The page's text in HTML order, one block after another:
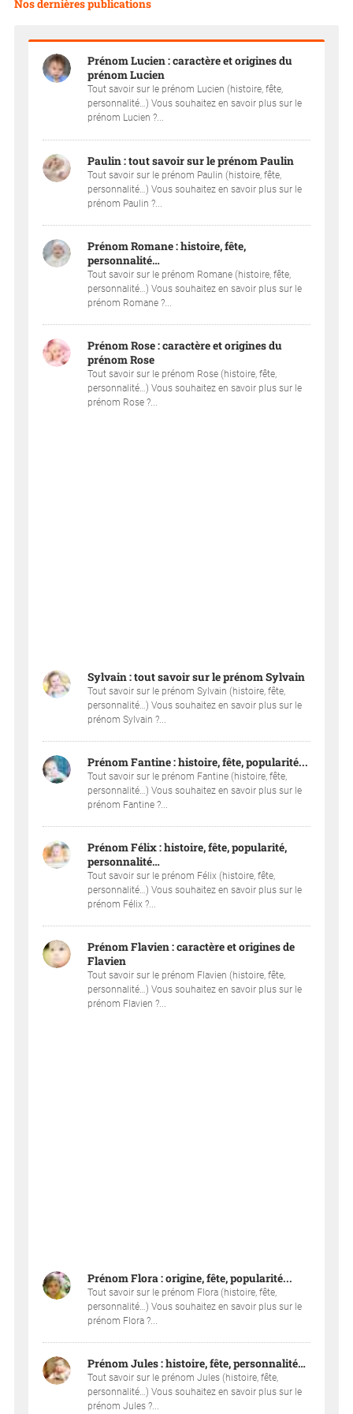
Nos dernières publications
Prénom Lucien : caractère et origines du
prénom Lucien
Tout savoir sur le prénom Lucien (histoire, fête,
personnalité…) Vous souhaitez en savoir plus sur le
prénom Lucien ?...
Paulin : tout savoir sur le prénom Paulin
Tout savoir sur le prénom Paulin (histoire, fête,
personnalité…) Vous souhaitez en savoir plus sur le
prénom Paulin ?...
Prénom Romane : histoire, fête,
personnalité…
Tout savoir sur le prénom Romane (histoire, fête,
personnalité…) Vous souhaitez en savoir plus sur le
prénom Romane ?...
Prénom Rose : caractère et origines du
prénom Rose
Tout savoir sur le prénom Rose (histoire, fête,
personnalité…) Vous souhaitez en savoir plus sur le
prénom Rose ?...
Sylvain : tout savoir sur le prénom Sylvain
Tout savoir sur le prénom Sylvain (histoire, fête,
personnalité…) Vous souhaitez en savoir plus sur le
prénom Sylvain ?...
Prénom Fantine : histoire, fête, popularité...
Tout savoir sur le prénom Fantine (histoire, fête,
personnalité…) Vous souhaitez en savoir plus sur le
prénom Fantine ?...
Prénom Félix : histoire, fête, popularité,
personnalité…
Tout savoir sur le prénom Félix (histoire, fête,
personnalité…) Vous souhaitez en savoir plus sur le
prénom Félix ?...
Prénom Flavien : caractère et origines de
Flavien
Tout savoir sur le prénom Flavien (histoire, fête,
personnalité…) Vous souhaitez en savoir plus sur le
prénom Flavien ?...
Prénom Flora : origine, fête, popularité...
Tout savoir sur le prénom Flora (histoire, fête,
personnalité…) Vous souhaitez en savoir plus sur le
prénom Flora ?...
Prénom Jules : histoire, fête, personnalité…
Tout savoir sur le prénom Jules (histoire, fête,
personnalité…) Vous souhaitez en savoir plus sur le
prénom Jules ?...